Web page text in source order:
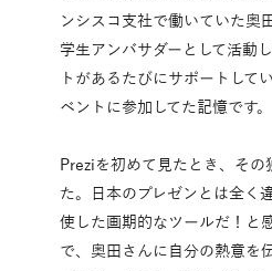
ンシスコ支社で働いていた奥
学生アンバサダーとして活動
トがあるたびにサポートして
ベントに参加してた記憶です。
Preziを初めて見たとき、その
た。日本のプレゼンとは全く
使した画期的なツールだ！と
で、奥田さんに自分の熱意を